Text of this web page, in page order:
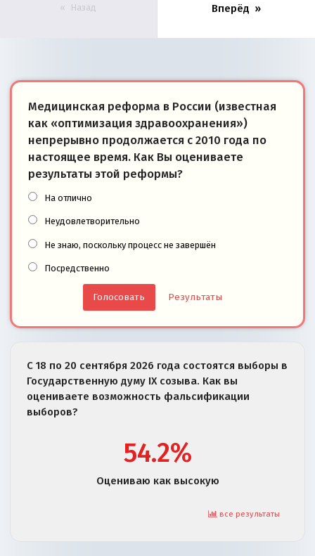
Назад Вперёд
Медицинская реформа в России (известная
как «оптимизация здравоохранения»)
непрерывно продолжается с 2010 года по
настоящее время. Как Вы оцениваете
результаты этой реформы?
На отлично
Неудовлетворительно
Не знаю, поскольку процесс не завершён
Посредственно
Результаты
С 18 по 20 сентября 2026 года состоятся выборы в
Государственную думу IX созыва. Как вы
оцениваете возможность фальсификации
выборов?
54.2%
Оцениваю как высокую
все результаты